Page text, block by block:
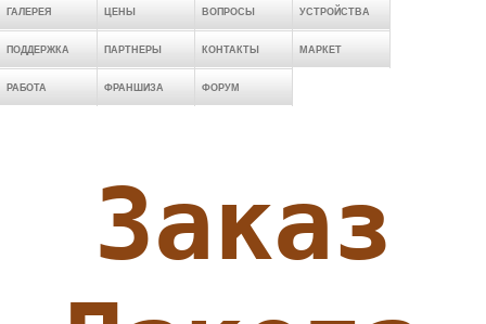
ГАЛЕРЕЯ ЦЕНЫ ВОПРОСЫ УСТРОЙСТВА
ПОДДЕРЖКА ПАРТНЕРЫ КОНТАКТЫ МАРКЕТ
РАБОТА ФРАНШИЗА ФОРУМ
Заказ